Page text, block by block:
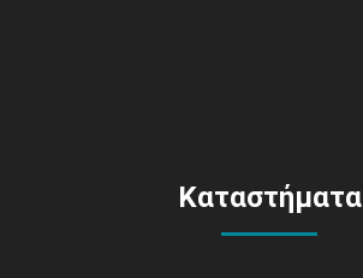
Καταστήματα